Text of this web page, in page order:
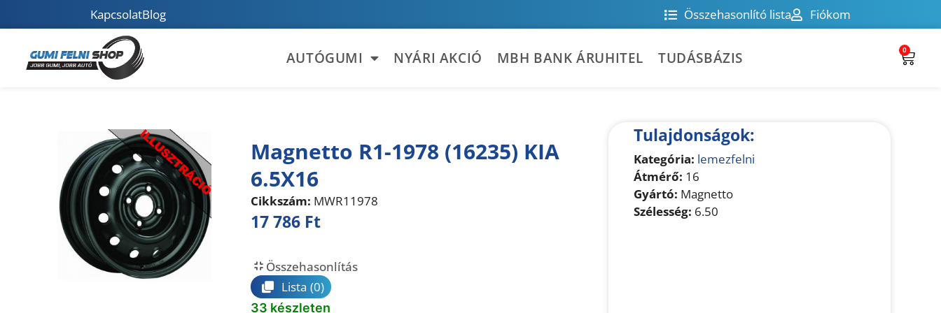
KapcsolatBlog Összehasonlító lista Fiókom
AUTÓGUMI NYÁRI AKCIÓ MBH BANK ÁRUHITEL TUDÁSBÁZIS 0
Magnetto R1-1978 (16235) KIA
6.5X16
Cikkszám: MWR11978
17 786 Ft
Összehasonlítás
Lista (0)
33 készleten
Tulajdonságok:
Kategória: lemezfelni
Átmérő: 16
Gyártó: Magnetto
Szélesség: 6.50